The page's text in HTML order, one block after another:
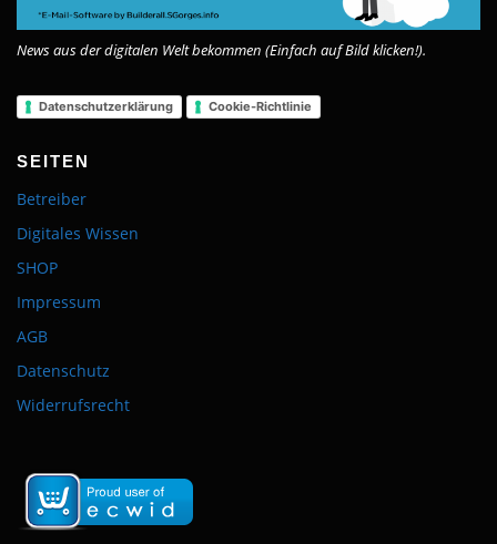
News aus der digitalen Welt bekommen (Einfach auf Bild klicken!).
Datenschutzerklärung Cookie-Richtlinie
SEITEN
Betreiber
Digitales Wissen
SHOP
Impressum
AGB
Datenschutz
Widerrufsrecht